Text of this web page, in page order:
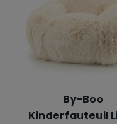
By-Boo
Kinderfauteuil